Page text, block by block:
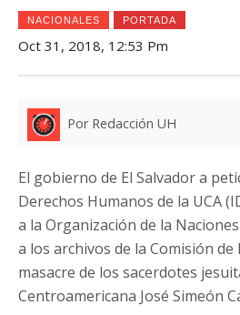
NACIONALES PORTADA
Oct 31, 2018, 12:53 Pm
Por Redacción UH
El gobierno de El Salvador a
Derechos Humanos de la UCA
a la Organización de la
a los archivos de la Comisión de
masacre de los sacerdotes
Centroamericana José Simeón